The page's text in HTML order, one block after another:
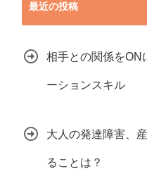
最近の投稿
相手との関係をON
ーションスキル
大人の発達障害、
ることは？